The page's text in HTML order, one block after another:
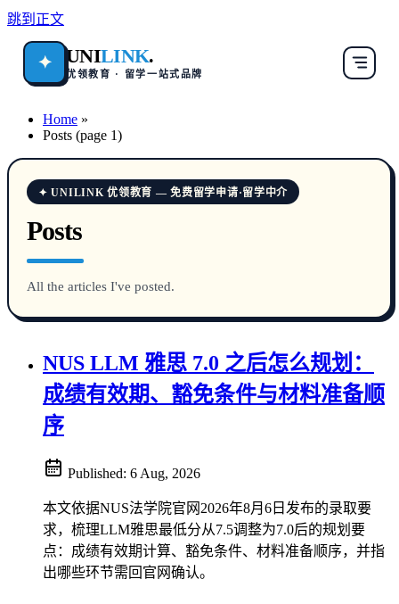
跳到正文
✦ UNILINK.
优领教育 · 留学一站式品牌
Home »
Posts (page 1)
✦ UNILINK 优领教育 — 免费留学申请·留学中介
Posts
All the articles I've posted.
NUS LLM 雅思 7.0 之后怎么规划：
成绩有效期、豁免条件与材料准备顺
序
Published: 6 Aug, 2026
本文依据NUS法学院官网2026年8月6日发布的录取要
求，梳理LLM雅思最低分从7.5调整为7.0后的规划要
点：成绩有效期计算、豁免条件、材料准备顺序，并指
出哪些环节需回官网确认。